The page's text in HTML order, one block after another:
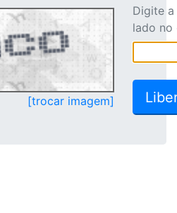
[trocar imagem]
Digite
lado no